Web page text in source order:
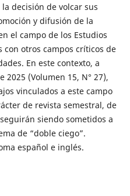
decisión de volcar sus
y difusión de la
el campo de los Estudios
con otros campos críticos de
En este contexto, a
(Volumen 15, N° 27),
vinculados a este campo
de revista semestral, de
siendo sometidos a
de “doble ciego”.
español e inglés.